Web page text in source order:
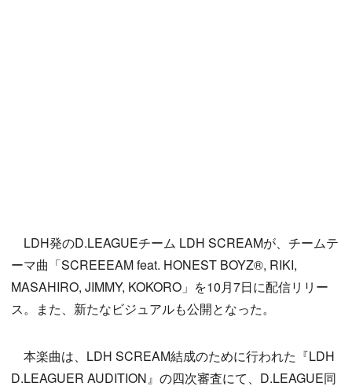
LDH発のD.LEAGUEチーム LDH SCREAMが、チームテ
ーマ曲「SCREEEAM feat. HONEST BOYZ®︎, RIKI,
MASAHIRO, JIMMY, KOKORO」を10月7日に配信リリー
ス。また、新たなビジュアルも公開となった。
本楽曲は、LDH SCREAM結成のために行われた『LDH
D.LEAGUER AUDITION』の四次審査にて、D.LEAGUE同